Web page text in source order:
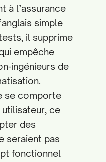
à l’assurance
simple
il supprime
empêche
de
se comporte
ce
des
seraient pas
fonctionnel